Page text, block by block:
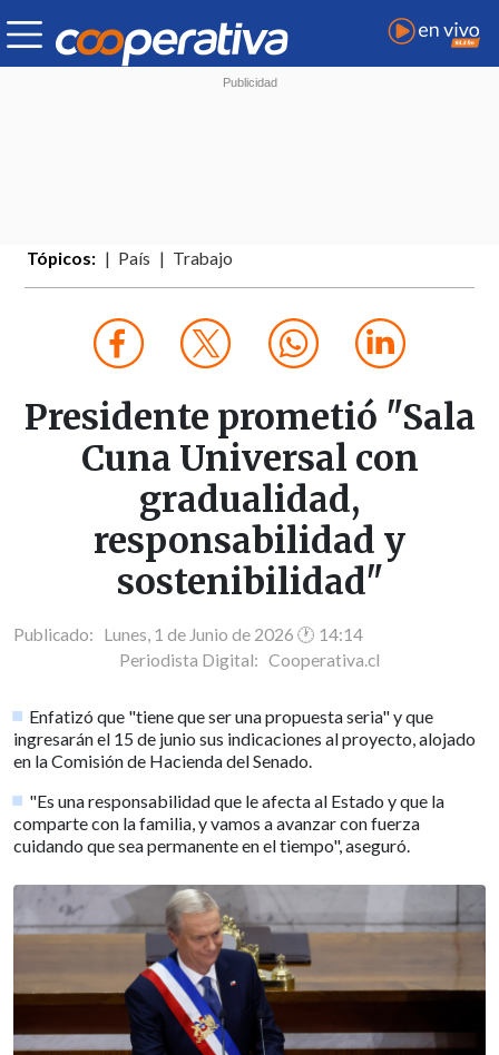
Tópicos: País Trabajo
Presidente prometió "Sala
Cuna Universal con
gradualidad,
responsabilidad y
sostenibilidad"
Publicado: Lunes, 1 de Junio de 2026 🕐 14:14
Periodista Digital: Cooperativa.cl
Enfatizó que "tiene que ser una propuesta seria" y que
ingresarán el 15 de junio sus indicaciones al proyecto, alojado
en la Comisión de Hacienda del Senado.
"Es una responsabilidad que le afecta al Estado y que la
comparte con la familia, y vamos a avanzar con fuerza
cuidando que sea permanente en el tiempo", aseguró.